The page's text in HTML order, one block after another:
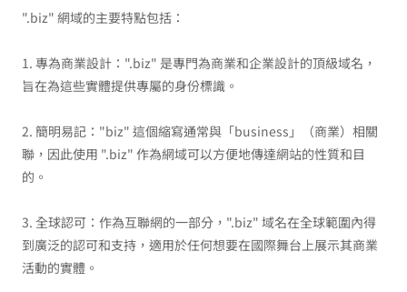
".biz" 網域的主要特點包括：
1. 專為商業設計：".biz" 是專門為商業和企業設計的頂級域名，
旨在為這些實體提供專屬的身份標識。
2. 簡明易記："biz" 這個縮寫通常與「business」（商業）相關
聯，因此使用 ".biz" 作為網域可以方便地傳達網站的性質和目
的。
3. 全球認可：作為互聯網的一部分，".biz" 域名在全球範圍內得
到廣泛的認可和支持，適用於任何想要在國際舞台上展示其商業
活動的實體。